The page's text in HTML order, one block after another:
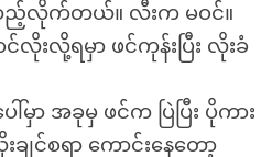
ည့်လိုက်တယ်။ လီးက မဝင်။
င်လိုးလို့ရမှာ ဖင်ကုန်းပြီး လိုးခံ
ါ်မှာ အခုမှ ဖင်က ပြဲပြီး ပိုကား
ျင်စရာ ကောင်းနေတော့